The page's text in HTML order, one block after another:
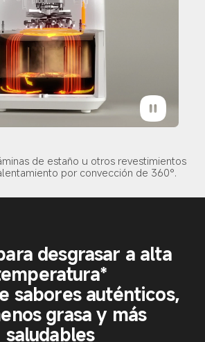
de estaño u otros revestimientos
por convección de 360°.
desgrasar a alta
sabores auténticos,
grasa y más
saludables